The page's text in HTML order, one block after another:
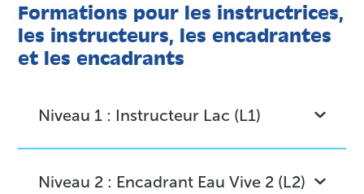
Formations pour les instructrices,
les instructeurs, les encadrantes
et les encadrants
Niveau 1 : Instructeur Lac (L1)
Niveau 2 : Encadrant Eau Vive 2 (L2)